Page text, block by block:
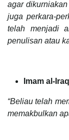
agar
juga perkara-
telah menjadi
penulisan atau
Imam al-
“Beliau telah
memakbulkan